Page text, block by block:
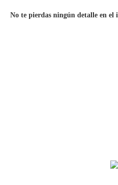
No te pierdas ningún detalle en el